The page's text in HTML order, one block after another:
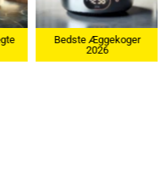
Bedste Ismaskine 2026